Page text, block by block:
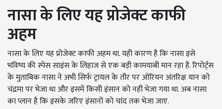
नासा के लिए यह प्रोजेक्ट काफी
अहम
नासा के लिए यह प्रोजेक्ट काफी अहम था. यही कारण है कि नासा इसे
भविष्य की स्पेस साइंस के लिहाज से एक बड़ी कामयाबी मान रहा है. रिपोर्ट्स
के मुताबिक नासा ने अभी सिर्फ ट्रायल के तौर परओरियन अंतरिक्ष यानको
चंद्रमा पर भेजा था औरइसमें किसी इंसान को नहीं भेजा गया था. अब नासा
का प्लान है कि इसके जरिए इंसानों को चांद तक भेजा जाए.